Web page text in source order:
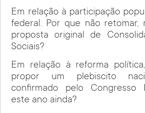
Em relação à participação
federal. Por que não retomar,
proposta original de
Sociais?
Em relação à reforma
propor um plebiscito
confirmado pelo Congresso
este ano ainda?